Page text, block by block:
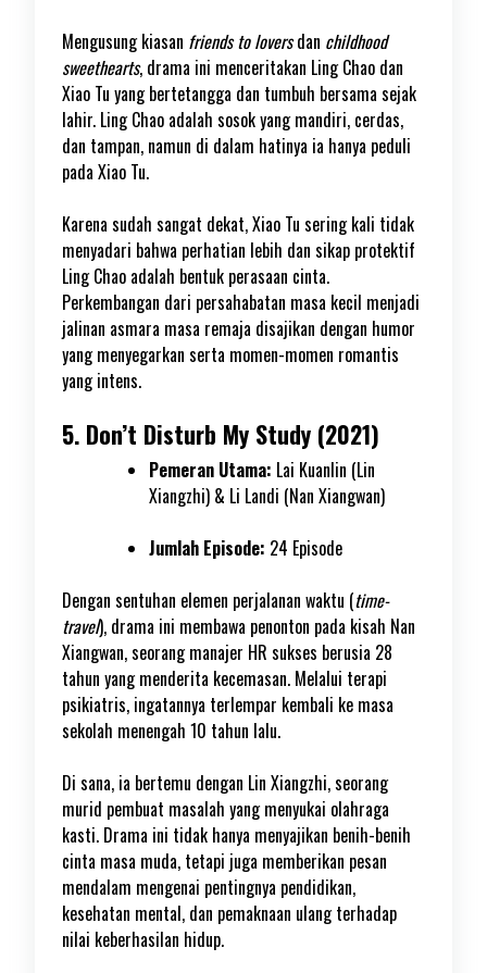
Mengusung kiasan friends to loversdan childhood
sweethearts, drama ini menceritakan Ling Chao dan
Xiao Tu yang bertetangga dan tumbuh bersama sejak
lahir. Ling Chao adalah sosok yang mandiri, cerdas,
dan tampan, namun di dalam hatinya ia hanya peduli
pada Xiao Tu.
Karena sudah sangat dekat, Xiao Tu sering kali tidak
menyadari bahwa perhatian lebih dan sikap protektif
Ling Chao adalah bentuk perasaan cinta.
Perkembangan dari persahabatan masa kecil menjadi
jalinan asmara masa remaja disajikan dengan humor
yang menyegarkan serta momen-momen romantis
yang intens.
5. Don’t Disturb My Study (2021)
Pemeran Utama: Lai Kuanlin (Lin
Xiangzhi) & Li Landi (Nan Xiangwan)
Jumlah Episode: 24 Episode
Dengan sentuhan elemen perjalanan waktu (time-
travel), drama ini membawa penonton pada kisah Nan
Xiangwan, seorang manajer HR sukses berusia 28
tahun yang menderita kecemasan. Melalui terapi
psikiatris, ingatannya terlempar kembali ke masa
sekolah menengah 10 tahun lalu.
Di sana, ia bertemu dengan Lin Xiangzhi, seorang
murid pembuat masalah yang menyukai olahraga
kasti. Drama ini tidak hanya menyajikan benih-benih
cinta masa muda, tetapi juga memberikan pesan
mendalam mengenai pentingnya pendidikan,
kesehatan mental, dan pemaknaan ulang terhadap
nilai keberhasilan hidup.